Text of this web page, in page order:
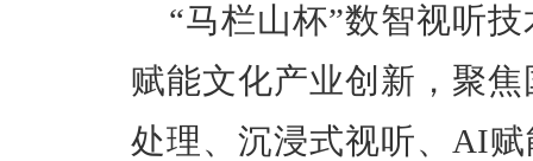
“马栏山杯”数智视听
赋能文化产业创新，聚
处理、沉浸式视听、AI